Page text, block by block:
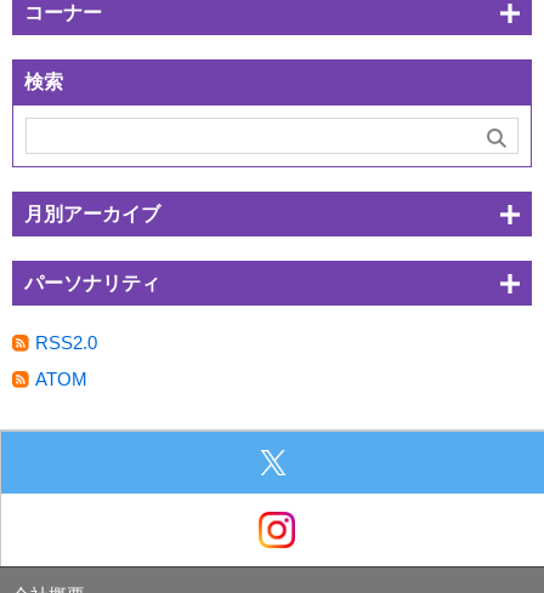
コーナー
検索
月別アーカイブ
パーソナリティ
RSS2.0
ATOM